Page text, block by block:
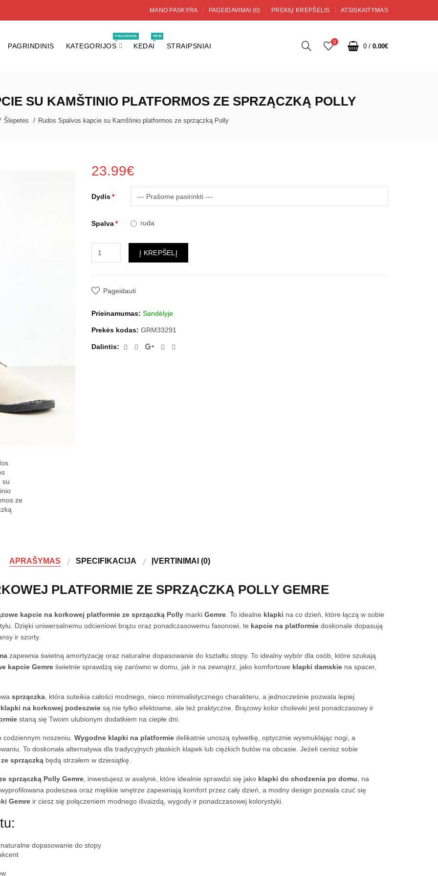
MANO PASKYRA PAGEIDAVIMAI (0) PREKIŲ KREPŠELIS ATSISKAITYMAS
PAGRINDINIS KATEGORIJOS
NAUJIENOS
KEDAI
NEW
STRAIPSNIAI 0
0 / 0.00€
SU KAMŠTINIO PLATFORMOS ZE SPRZĄCZKĄ POLLY
Šlepetės Rudos Spalvos kapcie su Kamštinio platformos ze sprzączką Polly
23.99€
Dydis
Spalva ruda
Į KREPŠELĮ
Pageidauti
Prieinamumas: Sandėlyje
Prekės kodas: GRM33291
Dalintis:
APRAŠYMAS SPECIFIKACIJA ĮVERTINIMAI (0)
PLATFORMIE ZE SPRZĄCZKĄ POLLY GEMRE
kapcie na korkowej platformie ze sprzączką Polly marki Gemre . To idealne klapki na co dzień, które łączą w sobie
Dzięki uniwersalnemu odcieniowi brązu oraz ponadczasowemu fasonowi, te kapcie na platformie doskonale dopasują
ir szorty.
zapewnia świetną amortyzację oraz naturalne dopasowanie do kształtu stopy. To idealny wybór dla osób, które szukają
kapcie Gemre świetnie sprawdzą się zarówno w domu, jak ir na zewnątrz, jako komfortowe klapki damskie na spacer,
sprzączka , która suteikia całości modnego, nieco minimalistycznego charakteru, a jednocześnie pozwala lepiej
klapki na korkowej podeszwie są nie tylko efektowne, ale też praktyczne. Brązowy kolor cholewki jest ponadczasowy ir
staną się Twoim ulubionym dodatkiem na ciepłe dni.
noszeniu. Wygodne klapki na platformie delikatnie unoszą sylwetkę, optycznie wysmuklając nogi, a
To doskonała alternatywa dla tradycyjnych płaskich klapek lub ciężkich butów na obcasie. Jeżeli cenisz sobie
sprzączką będą strzałem w dziesiątkę.
sprzączką Polly Gemre , inwestujesz w avalynė, które idealnie sprawdzi się jako klapki do chodzenia po domu , na
podeszwa oraz miękkie wnętrze zapewniają komfort przez cały dzień, a modny design pozwala czuć się
Gemre ir ciesz się połączeniem modnego išvaizdą, wygody ir ponadczasowej kolorystyki.
dopasowanie do stopy